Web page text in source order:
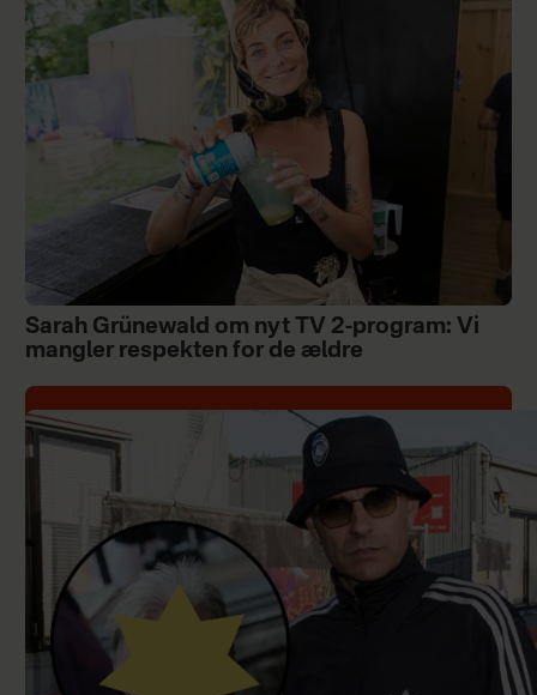
Sarah Grünewald om nyt TV 2-program: Vi
mangler respekten for de ældre